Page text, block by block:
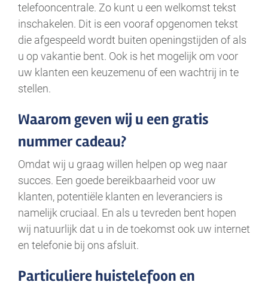
telefooncentrale. Zo kunt u een welkomst tekst
inschakelen. Dit is een vooraf opgenomen tekst
die afgespeeld wordt buiten openingstijden of als
u op vakantie bent. Ook is het mogelijk om voor
uw klanten een keuzemenu of een wachtrij in te
stellen.
Waarom geven wij u een gratis
nummer cadeau?
Omdat wij u graag willen helpen op weg naar
succes. Een goede bereikbaarheid voor uw
klanten, potentiële klanten en leveranciers is
namelijk cruciaal. En als u tevreden bent hopen
wij natuurlijk dat u in de toekomst ook uw internet
en telefonie bij ons afsluit.
Particuliere huistelefoon en